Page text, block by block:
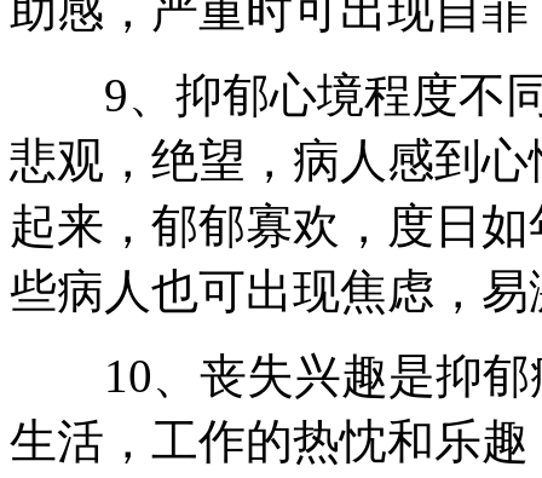
9、抑郁心境程度不同
悲观，绝望，病人感到
起来，郁郁寡欢，度日
些病人也可出现焦虑，
10、丧失兴趣是抑郁
生活，工作的热忱和乐